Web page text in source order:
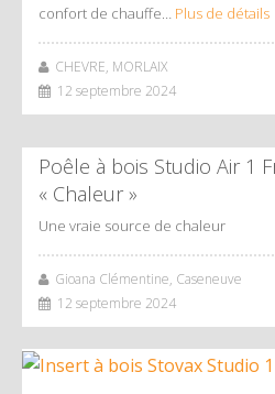
confort de chauffe… Plus de détails
CHEVRE, MORLAIX
12 septembre 2024
Poêle à bois Studio Air 1
« Chaleur »
Une vraie source de chaleur
Gioana Clémentine, Caseneuve
12 septembre 2024